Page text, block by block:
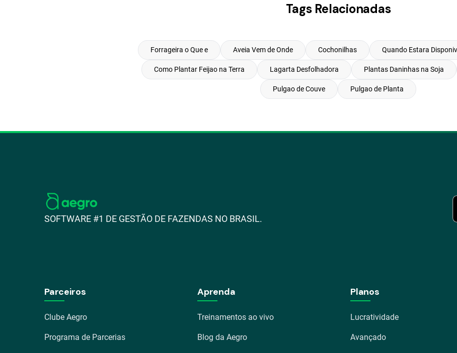
Tags Relacionadas
Forrageira o Que e Aveia Vem de Onde Cochonilhas Quando Estara
Como Plantar Feijao na Terra Lagarta Desfolhadora Plantas Daninhas na Soja
Pulgao de Couve Pulgao de Planta
SOFTWARE #1 DE GESTÃO DE FAZENDAS NO BRASIL.
Parceiros
Clube Aegro
Programa de Parcerias
Aprenda
Treinamentos ao vivo
Blog da Aegro
Planos
Lucratividade
Avançado